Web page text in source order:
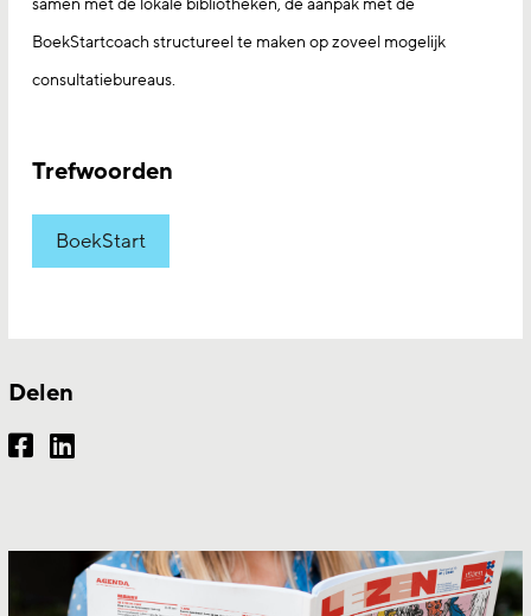
BoekStartcoach structureel te maken op zoveel mogelijk
consultatiebureaus.
Trefwoorden
BoekStart
Delen